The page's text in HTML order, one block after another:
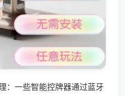
：一些智能控牌器通过蓝牙